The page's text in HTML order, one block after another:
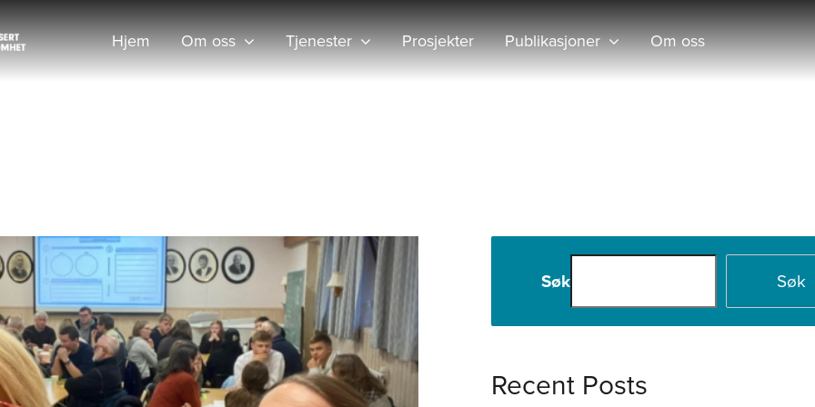
Hjem Om oss Tjenester Prosjekter Publikasjoner Om oss
Søk Søk
Recent Posts